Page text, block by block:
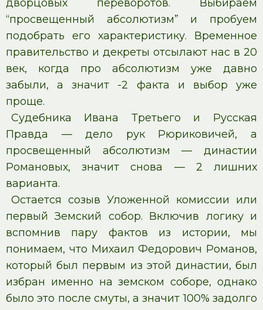
дворцовых переворотов. Выбираем
“просвещенный абсолютизм” и пробуем
подобрать его характеристику. Временное
правительство и декреты отсылают нас в 20
век, когда про абсолютизм уже давно
забыли, а значит -2 факта и выбор уже
проще.
Судебника Ивана Третьего и Русская
Правда — дело рук Рюриковичей, а
просвещенный абсолютизм — династии
Романовых, значит снова — 2 лишних
варианта.
Остается созыв Уложенной комиссии или
первый Земский собор. Включив логику и
вспомнив пару фактов из истории, мы
понимаем, что Михаил Федорович Романов,
который был первым из этой династии, был
избран именно на земском соборе, однако
было это после смуты, а значит 100% задолго